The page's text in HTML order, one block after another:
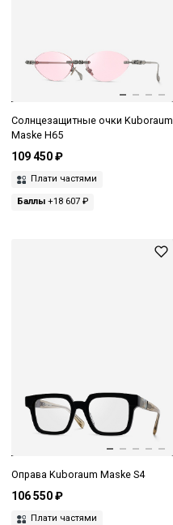
Солнцезащитные очки Kuboraum
Maske H65
109 450 ₽
Плати частями
Баллы +18 607 ₽
Оправа Kuboraum Maske S4
106 550 ₽
Плати частями